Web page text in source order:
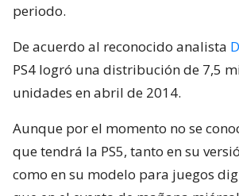
periodo.
De acuerdo al reconocido analista
PS4 logró una distribución de 7,5
unidades en abril de 2014.
Aunque por el momento no se
que tendrá la PS5, tanto en su
como en su modelo para juegos